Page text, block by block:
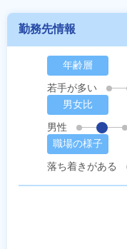
勤務先情報
年齢層
若手が多い
男女比
男性
職場の様子
落ち着きがある